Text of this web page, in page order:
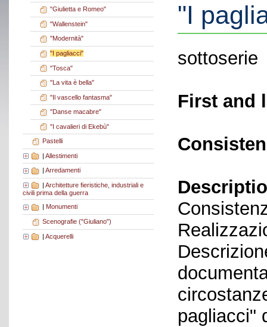
"Giulietta e Romeo"
"Wallenstein"
"Modernità"
"I pagliacci"
"Tosca"
"La vita è bella"
"Il vascello fantasma"
"Danse macabre"
"I cavalieri di Ekebù"
Pastelli
| Allestimenti
Arredamenti
| Architetture fieristiche, industriali e
civili prima della guerra
Monumenti
Scenografie ("Giuliano")
| Acquerelli
"I
sottoserie
First and
pagliacci"